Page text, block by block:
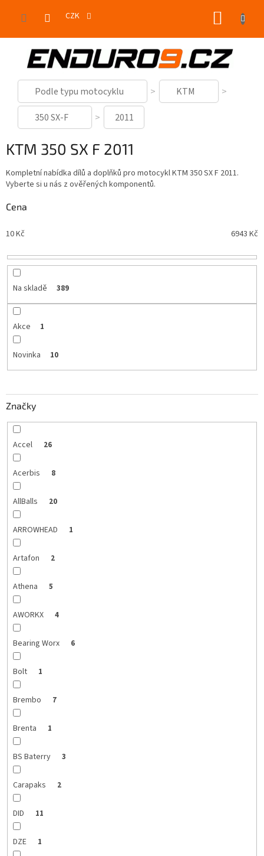
CZK
Podle typu motocyklu
KTM
350 SX-F
2011
KTM 350 SX F 2011
Kompletní nabídka dílů a doplňků pro motocykl KTM 350 SX F 2011.
Vyberte si u nás z ověřených komponentů.
Cena
10Kč 6943 Kč
Na skladě 389
Akce 1
Novinka 10
Značky
Accel 26
Acerbis 8
AllBalls 20
ARROWHEAD 1
Artafon 2
Athena 5
AWORKX 4
Bearing Worx 6
Bolt 1
Brembo 7
Brenta 1
BS Baterry 3
Carapaks 2
DID 11
DZE 1